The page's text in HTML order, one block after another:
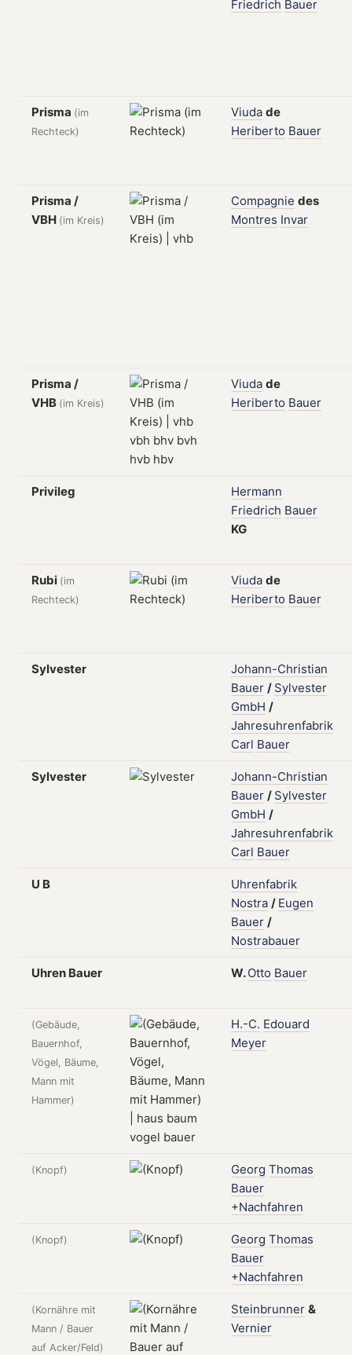
Friedrich Bauer
Prisma (im
Rechteck)
Viuda de
Heriberto Bauer
Prisma /
VBH (im Kreis)
Compagnie des
Montres Invar
Prisma /
VHB (im Kreis)
Viuda de
Heriberto Bauer
Privileg
Hermann
Friedrich Bauer
KG
Rubi (im
Rechteck)
Viuda de
Heriberto Bauer
Sylvester
Johann-Christian
Bauer / Sylvester
GmbH /
Jahresuhrenfabrik
Carl Bauer
Sylvester
Johann-Christian
Bauer / Sylvester
GmbH /
Jahresuhrenfabrik
Carl Bauer
U B
Uhrenfabrik
Nostra / Eugen
Bauer /
Nostrabauer
Uhren Bauer W.Otto Bauer
(Gebäude,
Bauernhof,
Vögel, Bäume,
Mann mit
Hammer)
H.-C. Edouard
Meyer
(Knopf) Georg Thomas
Bauer
+Nachfahren
(Knopf) Georg Thomas
Bauer
+Nachfahren
(Kornähre mit
Mann / Bauer
auf Acker/Feld)
Steinbrunner &
Vernier